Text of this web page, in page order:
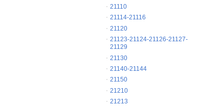
21110
21114-21116
21120
21123-21124-21126-21127-
21129
21130
21140-21144
21150
21210
21213